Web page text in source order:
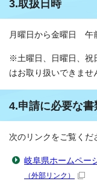
3.取扱日時
月曜日から金曜日 午
※土曜日、日曜日、祝
はお取り扱いできませ
4.申請に必要な書
次のリンクをご覧くだ
岐阜県ホームペー
（外部リンク）